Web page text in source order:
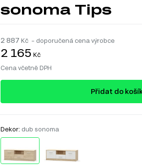
sonoma Tips
2 887 Kč – doporučená cena výrobce
2 165 Kč
Cena včetně DPH
Přidat do
Dekor: dub sonoma